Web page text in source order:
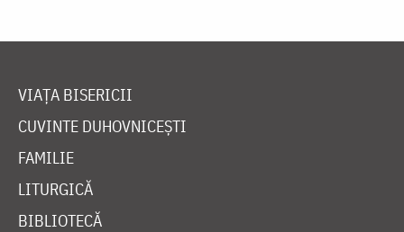
VIAȚA BISERICII
CUVINTE DUHOVNICEȘTI
FAMILIE
LITURGICĂ
BIBLIOTECĂ